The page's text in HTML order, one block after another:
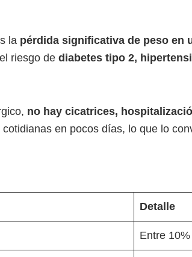
la pérdida significativa de peso en
riesgo de diabetes tipo 2,
no hay cicatrices,
en pocos días, lo que lo
Detalle
Entre